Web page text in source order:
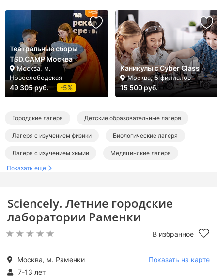
Sciencely. Летние городские
лаборатории Раменки
В избранное
Москва, м. Раменки
Показать на карте
7-13 лет
Театральные сборы
TSD.CAMP Москва
Москва, м.
Новослободская
49 305 руб. -5%
Каникулы с Cyber Class
Москва, 5 филиалов
15 500 руб.
Городские лагеря Детские образовательные лагеря
Лагеря с изучением физики Биологические лагеря
Лагеря с изучением химии Медицинские лагеря
Лагеря на лето
Образовательные лагеря в Москве
Лагеря с изучением физики в Москве
Лагеря с изучением химии в Москве
Медицинские лагеря в Москве
Показать еще